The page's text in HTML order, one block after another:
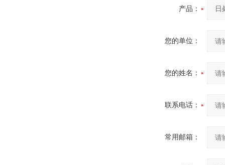
产品：
您的单位：
您的姓名：
联系电话：
常用邮箱：